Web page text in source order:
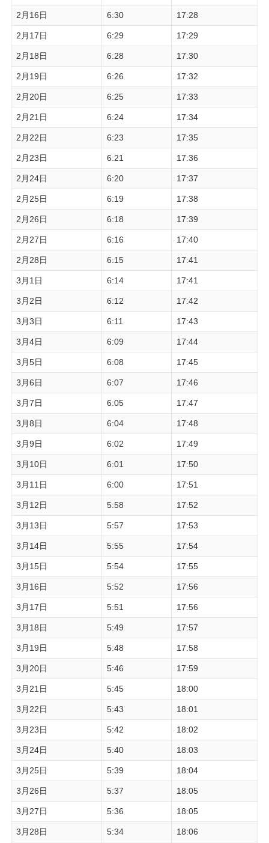
2月16日 6:30 17:28
2月17日 6:29 17:29
2月18日 6:28 17:30
2月19日 6:26 17:32
2月20日 6:25 17:33
2月21日 6:24 17:34
2月22日 6:23 17:35
2月23日 6:21 17:36
2月24日 6:20 17:37
2月25日 6:19 17:38
2月26日 6:18 17:39
2月27日 6:16 17:40
2月28日 6:15 17:41
3月1日 6:14 17:41
3月2日 6:12 17:42
3月3日 6:11 17:43
3月4日 6:09 17:44
3月5日 6:08 17:45
3月6日 6:07 17:46
3月7日 6:05 17:47
3月8日 6:04 17:48
3月9日 6:02 17:49
3月10日 6:01 17:50
3月11日 6:00 17:51
3月12日 5:58 17:52
3月13日 5:57 17:53
3月14日 5:55 17:54
3月15日 5:54 17:55
3月16日 5:52 17:56
3月17日 5:51 17:56
3月18日 5:49 17:57
3月19日 5:48 17:58
3月20日 5:46 17:59
3月21日 5:45 18:00
3月22日 5:43 18:01
3月23日 5:42 18:02
3月24日 5:40 18:03
3月25日 5:39 18:04
3月26日 5:37 18:05
3月27日 5:36 18:05
3月28日 5:34 18:06